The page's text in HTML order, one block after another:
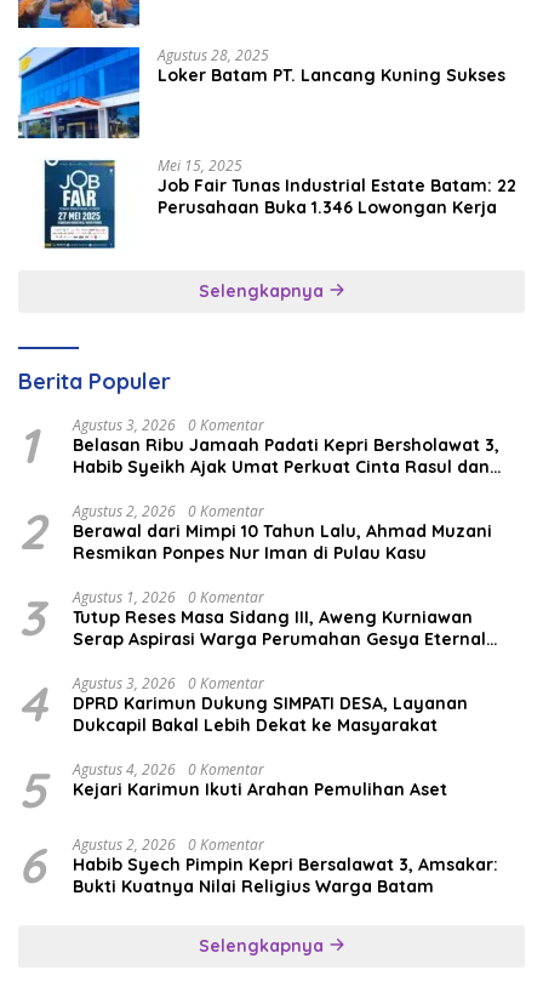
Agustus 28, 2025
Loker Batam PT. Lancang Kuning Sukses
Mei 15, 2025
Job Fair Tunas Industrial Estate Batam: 22
Perusahaan Buka 1.346 Lowongan Kerja
Selengkapnya
Berita Populer
1 Agustus 3, 2026 0 Komentar
Belasan Ribu Jamaah Padati Kepri Bersholawat 3,
Habib Syeikh Ajak Umat Perkuat Cinta Rasul dan
2 Agustus 2, 2026 0 Komentar
Berawal dari Mimpi 10 Tahun Lalu, Ahmad Muzani
Resmikan Ponpes Nur Iman di Pulau Kasu
3 Agustus 1, 2026 0 Komentar
Tutup Reses Masa Sidang III, Aweng Kurniawan
Serap Aspirasi Warga Perumahan Gesya Eternal
4 Agustus 3, 2026 0 Komentar
DPRD Karimun Dukung SIMPATI DESA, Layanan
Dukcapil Bakal Lebih Dekat ke Masyarakat
5 Agustus 4, 2026 0 Komentar
Kejari Karimun Ikuti Arahan Pemulihan Aset
6 Agustus 2, 2026 0 Komentar
Habib Syech Pimpin Kepri Bersalawat 3, Amsakar:
Bukti Kuatnya Nilai Religius Warga Batam
Selengkapnya